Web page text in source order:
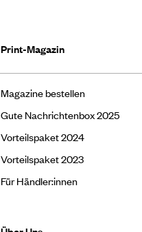
Print-Magazin
Magazine bestellen
Gute Nachrichtenbox 2025
Vorteilspaket 2024
Vorteilspaket 2023
Für Händler:innen